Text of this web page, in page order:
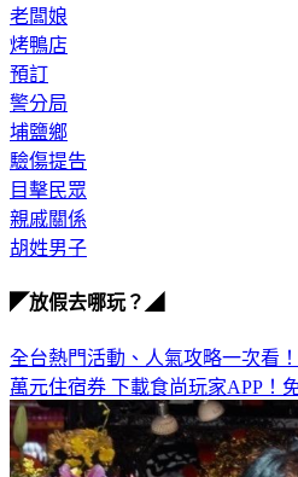
老闆娘
烤鴨店
預訂
警分局
埔鹽鄉
驗傷提告
目擊民眾
親戚關係
胡姓男子
◤放假去哪玩？◢
全台熱門活動、人氣攻略一次看！
萬元住宿券 下載食尚玩家APP！